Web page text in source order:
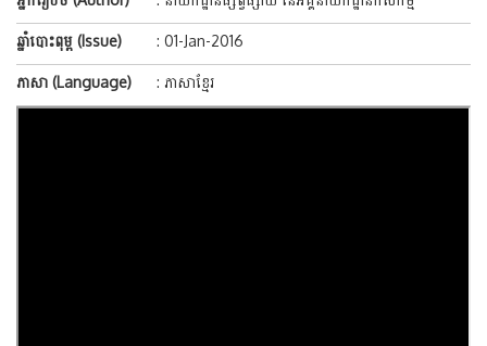
ឆ្នាំបោះពុម្ព (Issue) : 01-Jan-2016
ភាសា (Language) : ភាសាខ្មែរ